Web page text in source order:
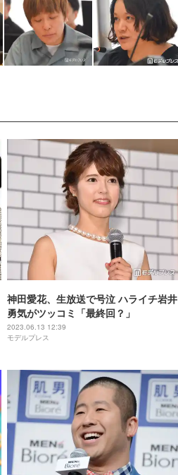
神田愛花、生放送で号泣 ハライチ岩井
勇気がツッコミ「最終回？」
2023.06.13 12:39
モデルプレス